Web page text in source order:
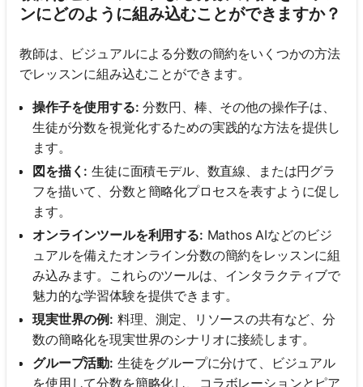
あ
ま
せ
質
ンにどのように組み込むことができますか？
教師は、ビジュアルによる分数の簡約をいくつかの方法
でレッスンに組み込むことができます。
操作子を使用する: 分数円、棒、その他の操作子は、
生徒が分数を視覚化するための実践的な方法を提供し
ます。
図を描く: 生徒に面積モデル、数直線、または円グラ
フを描いて、分数と簡略化プロセスを表すように促し
ます。
オンラインツールを利用する: Mathos AIなどのビジ
ュアルを備えたオンライン分数の簡約をレッスンに組
み込みます。これらのツールは、インタラクティブで
魅力的な学習体験を提供できます。
現実世界の例: 料理、測定、リソースの共有など、分
数の簡略化を現実世界のシナリオに接続します。
グループ活動: 生徒をグループに分けて、ビジュアル
を使用して分数を簡略化し、コラボレーションとピア